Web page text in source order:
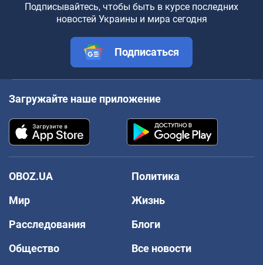
Подписывайтесь, чтобы быть в курсе последних
новостей Украины и мира сегодня
Подписаться
Загружайте наше приложение
OBOZ.UA
Политика
Мир
Жизнь
Расследования
Блоги
Общество
Все новости